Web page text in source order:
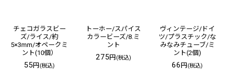
チェコガラスビー
ズ/ライス/約
5×3mm/オペークミ
ント(10個）
55円 (税込)
トーホー/スパイス
カラービーズ/8.ミ
ント
275 円 (税込)
ヴィンテージ/ドイ
ツ/プラスチック/な
みなみチューブ/ミ
ント(2個)
66円 (税込)